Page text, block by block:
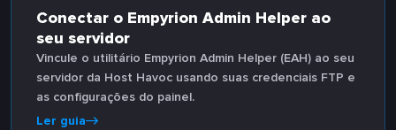
Conectar o Empyrion Admin Helper ao
seu servidor
Vincule o utilitário Empyrion Admin Helper (EAH) ao seu
servidor da Host Havoc usando suas credenciais FTP e
as configurações do painel.
Ler guia